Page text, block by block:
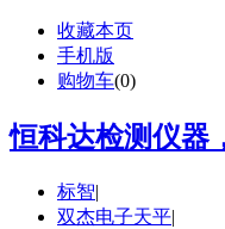
收藏本页
手机版
购物车(0)
恒科达检测仪器
标智|
双杰电子天平|